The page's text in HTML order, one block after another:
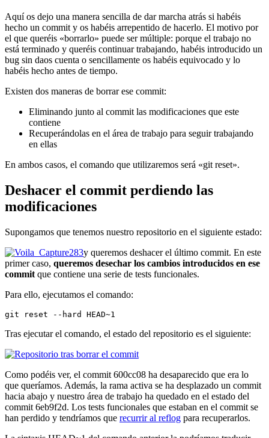
Aquí os dejo una manera sencilla de dar marcha atrás si habéis
hecho un commit y os habéis arrepentido de hacerlo. El motivo por
el que queréis «borrarlo» puede ser múltiple: porque el trabajo no
está terminado y queréis continuar trabajando, habéis introducido un
bug sin daos cuenta o sencillamente os habéis equivocado y lo
habéis hecho antes de tiempo.
Existen dos maneras de borrar ese commit:
Eliminando junto al commit las modificaciones que este
contiene
Recuperándolas en el área de trabajo para seguir trabajando
en ellas
En ambos casos, el comando que utilizaremos será «git reset».
Deshacer el commit perdiendo las
modificaciones
Supongamos que tenemos nuestro repositorio en el siguiente estado:
y queremos deshacer el último commit. En este
primer caso, queremos desechar los cambios introducidos en ese
commit que contiene una serie de tests funcionales.
Para ello, ejecutamos el comando:
git reset --hard HEAD~1
Tras ejecutar el comando, el estado del repositorio es el siguiente:
Como podéis ver, el commit 600cc08 ha desaparecido que era lo
que queríamos. Además, la rama activa se ha desplazado un commit
hacia abajo y nuestro área de trabajo ha quedado en el estado del
commit 6eb9f2d. Los tests funcionales que estaban en el commit se
han perdido y tendríamos que recurrir al reflog para recuperarlos.